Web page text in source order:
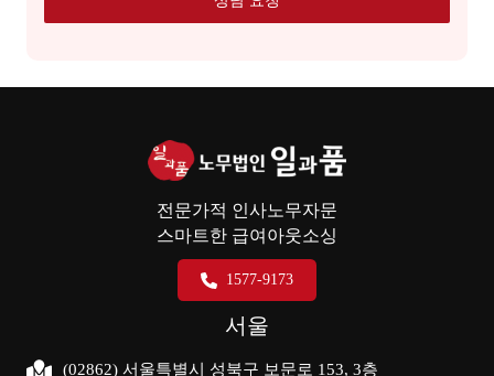
전문가적 인사노무자문
스마트한 급여아웃소싱
1577-9173
서울
(02862) 서울특별시 성북구 보문로 153, 3층